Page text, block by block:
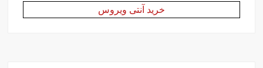
خرید آنتی ویروس